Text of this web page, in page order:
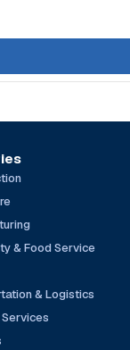
& Food Service
& Logistics